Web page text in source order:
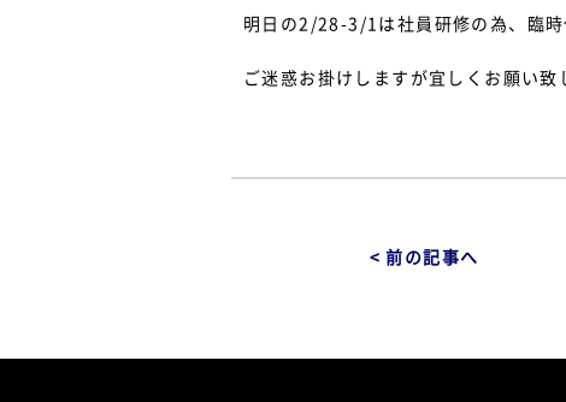
明日の2/28-3/1は社員研修の為、臨時
ご迷惑お掛けしますが宜しくお願い致
< 前の記事へ